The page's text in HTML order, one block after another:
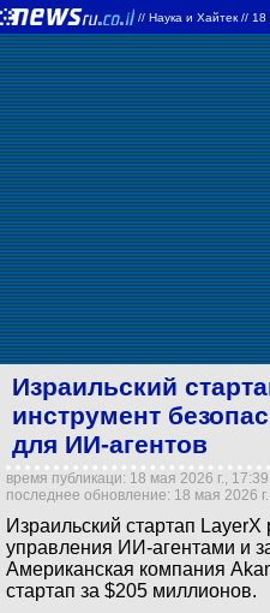
// Наука и Хайтек // 18
Израильский
инструмент
для ИИ-агентов
время публикаци: 18 мая 2026 г., 17:39
последнее обновление: 18 мая 2026
Израильский стартап
управления ИИ-агентами и
Американская компания
стартап за $205 миллионов.